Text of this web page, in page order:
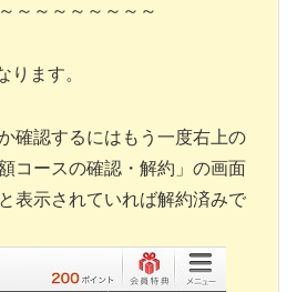
～～～～～～～～
ります。
確認するにはもう一度右上の
コースの確認・解約」の画面
表示されていれば解約済みで